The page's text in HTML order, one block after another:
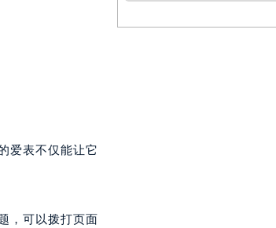
爱表不仅能让它
，可以拨打页面